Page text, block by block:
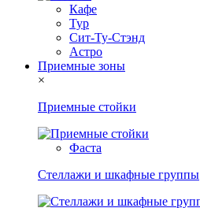
Кафе
Тур
Сит-Ту-Стэнд
Астро
Приемные зоны
×
Приемные стойки
Фаста
Стеллажи и шкафные группы